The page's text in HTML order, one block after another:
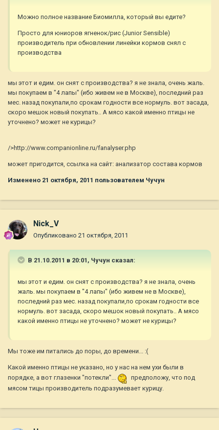
Можно полное название Биомилла, который вы едите?
Просто для юниоров ягненок/рис (Junior Sensible)
производитель при обновлении линейки кормов снял с
производства
мы этот и едим. он снят с производства? я не знала, очень жаль.
мы покупаем в "4 лапы" (ибо живем не в Москве), последний раз
мес. назад покупали,по срокам годности все нормуль. вот засада,
скоро мешок новый покупать.. А мясо какой именно птицы не
уточнено? может не курицы?
/>http://www.companionline.ru/fanalyser.php
может пригодится, ссылка на сайт: анализатор состава кормов
Изменено 21 октября, 2011 пользователем Чучун
Nick_V
Опубликовано 21 октября, 2011
В 21.10.2011 в 20:01, Чучун сказал:
мы этот и едим. он снят с производства? я не знала, очень
жаль. мы покупаем в "4 лапы" (ибо живем не в Москве),
последний раз мес. назад покупали,по срокам годности все
нормуль. вот засада, скоро мешок новый покупать.. А мясо
какой именно птицы не уточнено? может не курицы?
Мы тоже им питались до поры, до времени... :(
Какой именно птицы не указано, но у нас на нем ухи были в
порядке, а вот глазенки "потекли"...
предположу, что под
мясом тицы производитель подразумевает курицу.